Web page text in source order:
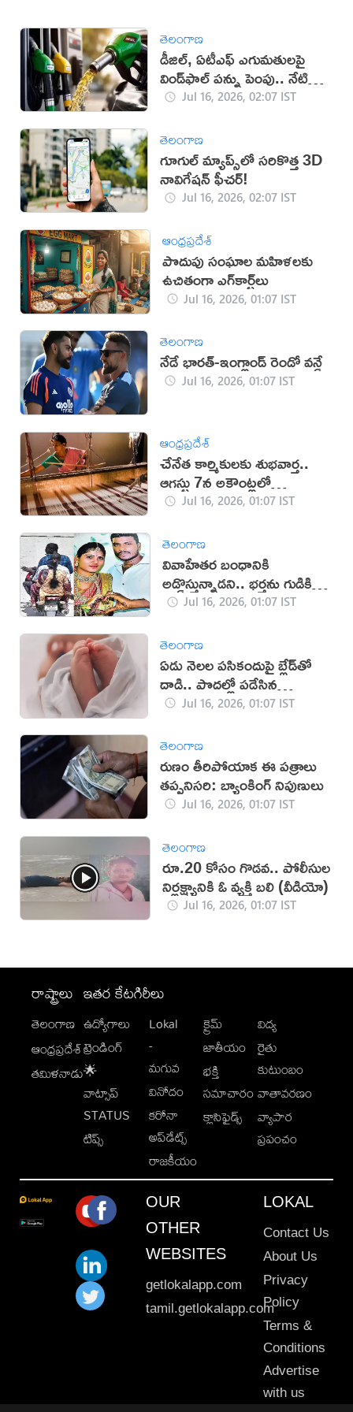
తెలంగాణ
డీజిల్, ఏటీఎఫ్ ఎగుమతులపై
విండ్‌ఫాల్ పన్ను పెంపు.. నేటి
నుంచే అమలు
Jul 16, 2026, 02:07 IST
తెలంగాణ
గూగుల్ మ్యాప్స్‌లో సరికొత్త 3D
నావిగేషన్ ఫీచర్!
Jul 16, 2026, 02:07 IST
ఆంధ్రప్రదేశ్
పొదుపు సంఘాల మహిళలకు
ఉచితంగా ఎగ్‌కార్ట్‌లు
Jul 16, 2026, 01:07 IST
తెలంగాణ
నేడే భారత్-ఇంగ్లాండ్ రెండో వన్డే
Jul 16, 2026, 01:07 IST
ఆంధ్రప్రదేశ్
చేనేత కార్మికులకు శుభవార్త..
ఆగస్టు 7న అకౌంట్లలో
రూ.25,000 జమ
Jul 16, 2026, 01:07 IST
తెలంగాణ
వివాహేతర బంధానికి
అడ్డొస్తున్నాడని.. భర్తను గుడికి
తీసుకెళ్లి చంపిన భార్య
Jul 16, 2026, 01:07 IST
తెలంగాణ
ఏడు నెలల పసికందుపై బ్లేడ్‌తో
దాడి.. పొదల్లో పడేసిన
దుండగులు!
Jul 16, 2026, 01:07 IST
తెలంగాణ
రుణం తీరిపోయాక ఈ పత్రాలు
తప్పనిసరి: బ్యాంకింగ్ నిపుణులు
Jul 16, 2026, 01:07 IST
తెలంగాణ
రూ.20 కోసం గొడవ.. పోలీసుల
నిర్లక్ష్యానికి ఓ వ్యక్తి బలి (వీడియో)
Jul 16, 2026, 01:07 IST
రాష్ట్రాలు
తెలంగాణ
ఆంధ్రప్రదేశ్
తమిళనాడు
ఇతర కేటగిరీలు
ఉద్యోగాలు
ట్రెండింగ్
🌟
వాట్సాప్
STATUS
టిప్స్
Lokal
-
మగువ
వినోదం
కరోనా
అప్‌డేట్స్
రాజకీయం
క్రైమ్
జాతీయం
భక్తి
సమాచారం
క్లాసిఫైడ్స్
విద్య
రైతు
కుటుంబం
వాతావరణం
వ్యాపార
ప్రపంచం
OUR
OTHER
WEBSITES
getlokalapp.com
tamil.getlokalapp.com
LOKAL
Contact Us
About Us
Privacy
Policy
Terms &
Conditions
Advertise
with us